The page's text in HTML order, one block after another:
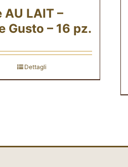
AU LAIT –
Gusto – 16 pz.
Dettagli